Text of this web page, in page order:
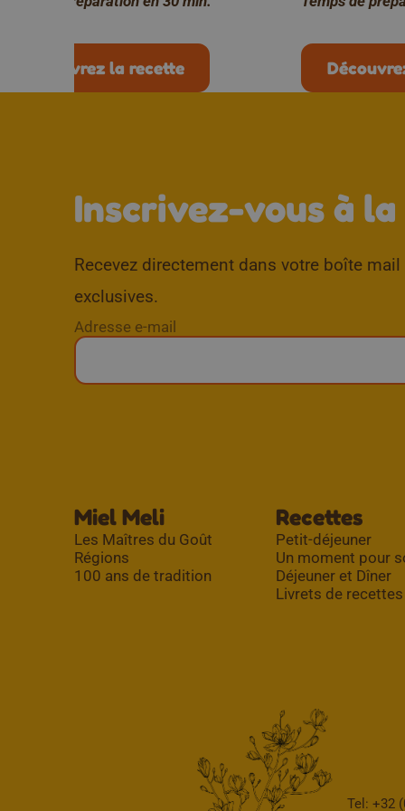
Découvrez la recette
Inscrivez-vous à
Recevez directement dans votre boîte
exclusives.
Adresse e-mail
Miel Meli
Les Maîtres du Goût
Régions
100 ans de tradition
Recettes
Petit-déjeuner
Un moment pour
Déjeuner et Dîner
Livrets de recettes
Tel: +32